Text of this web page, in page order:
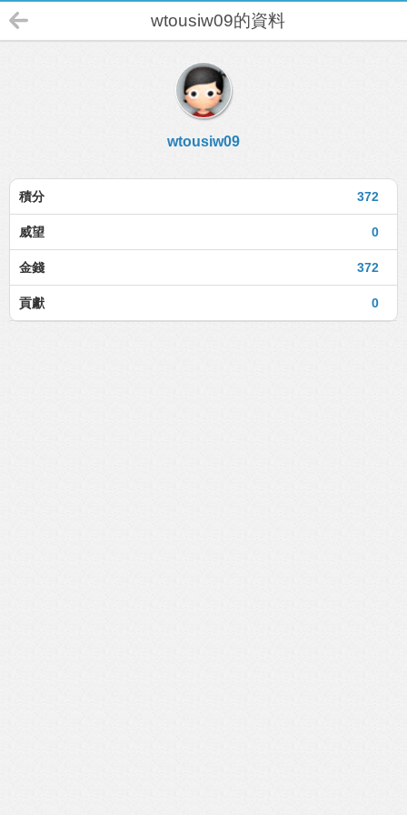
wtousiw09的資料
wtousiw09
372
積分
0
威望
372
金錢
0
貢獻